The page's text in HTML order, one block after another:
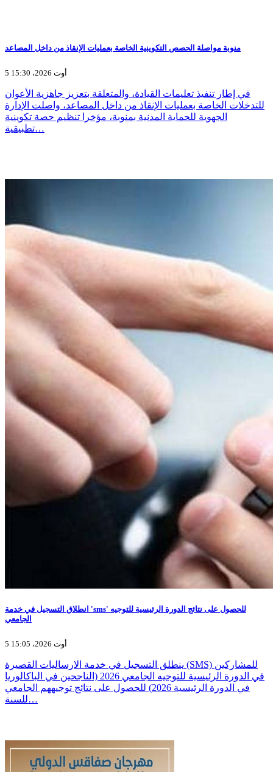
منوبة مواصلة الحصص التكوينية الخاصة بعمليات الإنقاذ من داخل المصاعد
5 أوت 2026، 15:30
في إطار تنفيذ تعليمات القيادة، والمتعلقة بتعزيز جاهزية الأعوان
للتدخلات الخاصة بعمليات الإنقاذ من داخل المصاعد، واصلت الإدارة
الجهوية للحماية المدنية بمنوبة، مؤخرا تنظيم حصة تكوينية
تطبيقية…
انطلاق التسجيل في خدمة 'sms' للحصول على نتائج الدورة الرئيسية للتوجيه
الجامعي
5 أوت 2026، 15:05
ينطلق التسجيل في خدمة الارساليات القصيرة (SMS) للمشاركين
في الدورة الرئيسية للتوجيه الجامعي 2026 (الناجحين في الباكالوريا
في الدورة الرئيسية 2026) للحصول على نتائج توجيههم الجامعي
للسنة…